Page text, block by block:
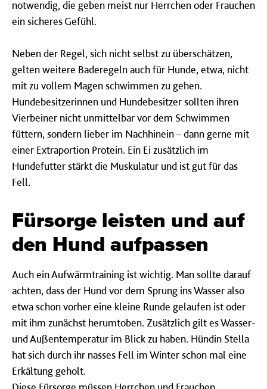
notwendig, die geben meist nur Herrchen oder Frauchen
ein sicheres Gefühl.
Neben der Regel, sich nicht selbst zu überschätzen,
gelten weitere Baderegeln auch für Hunde, etwa, nicht
mit zu vollem Magen schwimmen zu gehen.
Hundebesitzerinnen und Hundebesitzer sollten ihren
Vierbeiner nicht unmittelbar vor dem Schwimmen
füttern, sondern lieber im Nachhinein – dann gerne mit
einer Extraportion Protein. Ein Ei zusätzlich im
Hundefutter stärkt die Muskulatur und ist gut für das
Fell.
Fürsorge leisten und auf
den Hund aufpassen
Auch ein Aufwärmtraining ist wichtig. Man sollte darauf
achten, dass der Hund vor dem Sprung ins Wasser also
etwa schon vorher eine kleine Runde gelaufen ist oder
mit ihm zunächst herumtoben. Zusätzlich gilt es Wasser-
und Außentemperatur im Blick zu haben. Hündin Stella
hat sich durch ihr nasses Fell im Winter schon mal eine
Erkältung geholt.